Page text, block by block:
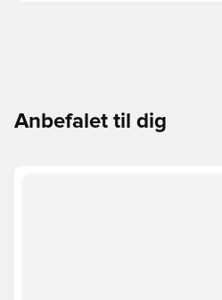
Anbefalet til dig